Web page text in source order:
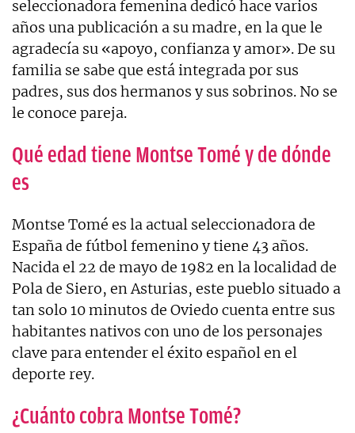
seleccionadora femenina dedicó hace varios
años una publicación a su madre, en la que le
agradecía su «apoyo, confianza y amor». De su
familia se sabe que está integrada por sus
padres, sus dos hermanos y sus sobrinos. No se
le conoce pareja.
Qué edad tiene Montse Tomé y de dónde
es
Montse Tomé es la actual seleccionadora de
España de fútbol femenino y tiene 43 años.
Nacida el 22 de mayo de 1982 en la localidad de
Pola de Siero, en Asturias, este pueblo situado a
tan solo 10 minutos de Oviedo cuenta entre sus
habitantes nativos con uno de los personajes
clave para entender el éxito español en el
deporte rey.
¿Cuánto cobra Montse Tomé?